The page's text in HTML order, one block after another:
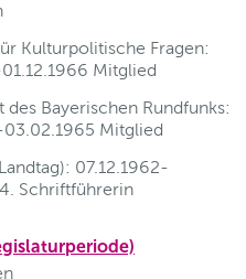
Kulturpolitische Fragen:
Mitglied
des Bayerischen Rundfunks:
03.02.1965 Mitglied
07.12.1962-
Schriftführerin